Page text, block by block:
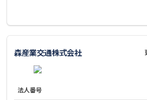
森産業交通株式会社
法人番号